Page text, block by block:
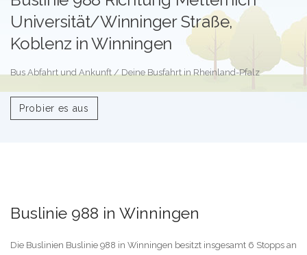
Universität/Winninger Straße,
Koblenz in Winningen
Bus Abfahrt und Ankunft / Deine Busfahrt in Rheinland-Pfalz
Probier es aus
Buslinie 988 in Winningen
Die Buslinien Buslinie 988 in Winningen besitzt insgesamt 6 Stopps an